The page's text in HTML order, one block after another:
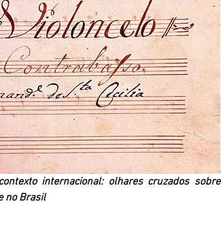
internacional: olhares cruzados sobre
no Brasil